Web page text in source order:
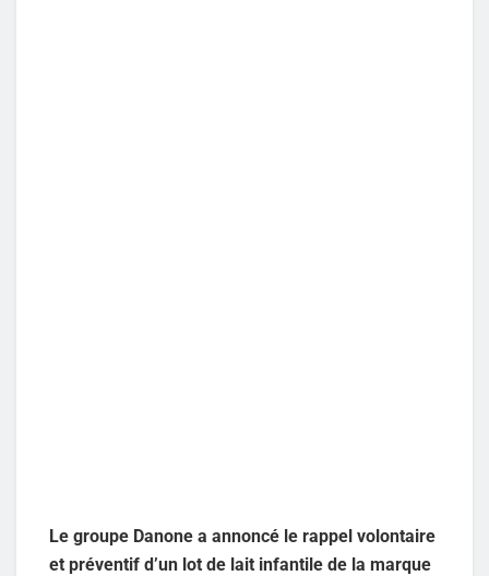
Le groupe Danone a annoncé le rappel volontaire
et préventif d’un lot de lait infantile de la marque